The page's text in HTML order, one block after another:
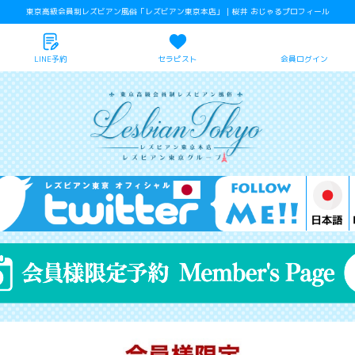
東京高級会員制レズビアン風俗「レズビアン東京本店」｜桜井 おじゃるプロフィール
LINE予約 セラピスト 会員ログイン